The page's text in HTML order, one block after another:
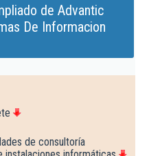
de Advantic
De Informacion
de consultoría